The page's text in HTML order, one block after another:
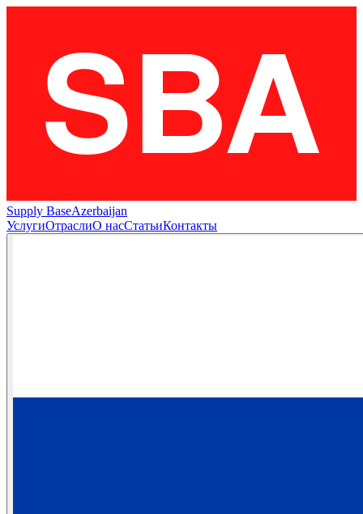
Supply BaseAzerbaijan
УслугиОтраслиО насСтатьиКонтакты